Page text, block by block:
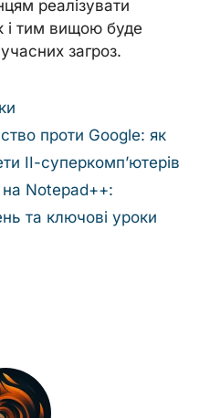
реалізувати
і тим вищою буде
загроз.
проти Google: як
ІІ-суперкомп’ютерів
Notepad++:
та ключові уроки